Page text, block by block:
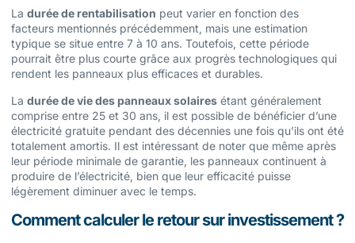
La durée de rentabilisation peut varier en fonction des
facteurs mentionnés précédemment, mais une estimation
typique se situe entre 7 à 10 ans. Toutefois, cette période
pourrait être plus courte grâce aux progrès technologiques qui
rendent les panneaux plus efficaces et durables.
La durée de vie des panneaux solaires étant généralement
comprise entre 25 et 30 ans, il est possible de bénéficier d’une
électricité gratuite pendant des décennies une fois qu’ils ont été
totalement amortis. Il est intéressant de noter que même après
leur période minimale de garantie, les panneaux continuent à
produire de l’électricité, bien que leur efficacité puisse
légèrement diminuer avec le temps.
Comment calculer le retour sur investissement ?